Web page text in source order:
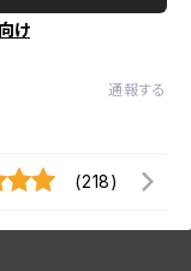
け
通報する
(218)